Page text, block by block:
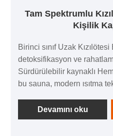
Tam Spektrumlu
Kişilik
Birinci sınıf Uzak
detoksifikasyon ve
Sürdürülebilir kaynaklı
bu sauna, modern ısıtma
uyum sağlar.
Devamını oku